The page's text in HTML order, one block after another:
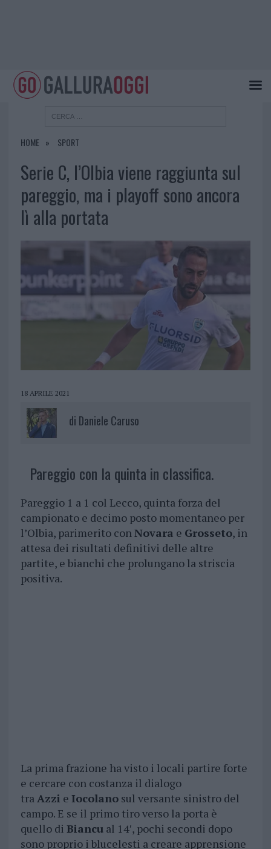
HOME SPORT
Serie C, l’Olbia viene raggiunta sul
pareggio, ma i playoff sono ancora
lì alla portata
18 APRILE 2021
di Daniele Caruso
Pareggio con la quinta in classifica.
Pareggio 1 a 1 col Lecco, quinta forza del
campionato e decimo posto momentaneo per
l’Olbia, parimerito conNovara e Grosseto, in
attesa dei risultati definitivi delle altre
partite, e bianchi che prolungano la striscia
positiva.
La prima frazione ha visto i locali partire forte
e cercare con costanza il dialogo
traAzzi e Iocolanosul versante sinistro del
campo. E se il primo tiro verso la porta è
quello di Biancual 14′, pochi secondi dopo
sono proprio i blucelesti a creare apprensione